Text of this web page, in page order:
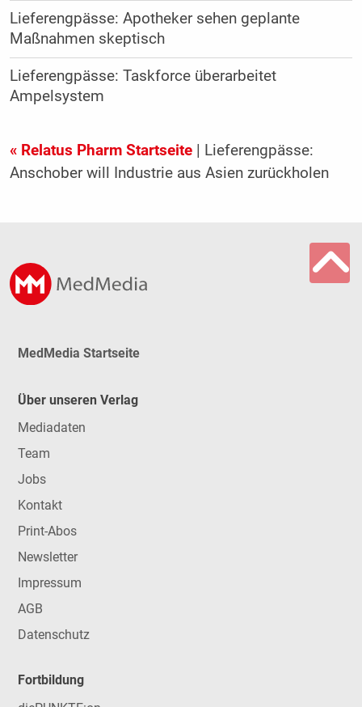
Lieferengpässe: Apotheker sehen geplante
Maßnahmen skeptisch
Lieferengpässe: Taskforce überarbeitet
Ampelsystem
« Relatus Pharm Startseite| Lieferengpässe:
Anschober will Industrie aus Asien zurückholen
MedMedia Startseite
Über unseren Verlag
Mediadaten
Team
Jobs
Kontakt
Print-Abos
Newsletter
Impressum
AGB
Datenschutz
Fortbildung